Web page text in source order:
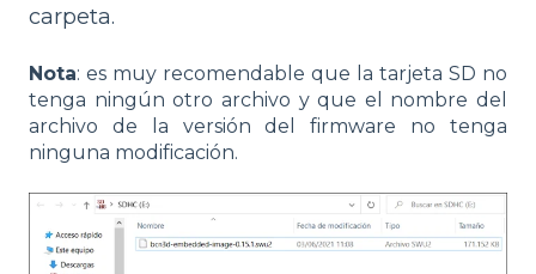
carpeta.
Nota: es muy recomendable que la tarjeta SD no
tenga ningún otro archivo y que el nombre del
archivo de la versión del firmware no tenga
ninguna modificación.